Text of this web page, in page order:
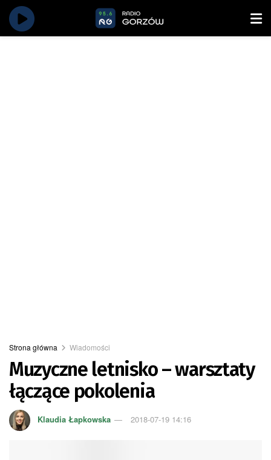
Strona główna Wiadomości
Muzyczne letnisko – warsztaty
łączące pokolenia
Klaudia Łapkowska 2018-07-19 14:16